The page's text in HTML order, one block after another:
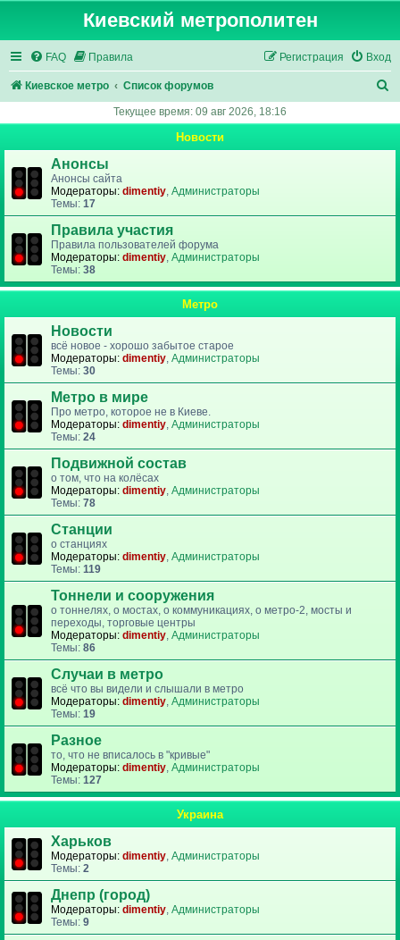
Киевский метрополитен
FAQ Правила Вход
Регистрация
Киевское метро Список форумов
Текущее время: 09 авг 2026, 18:16
Новости
Анонсы
Анонсы сайта
Модераторы: dimentiy, Администраторы
Темы: 17
Правила участия
Правила пользователей форума
Модераторы: dimentiy, Администраторы
Темы: 38
Метро
Новости
всё новое - хорошо забытое старое
Модераторы: dimentiy, Администраторы
Темы: 30
Метро в мире
Про метро, которое не в Киеве.
Модераторы: dimentiy, Администраторы
Темы: 24
Подвижной состав
о том, что на колёсах
Модераторы: dimentiy, Администраторы
Темы: 78
Станции
о станциях
Модераторы: dimentiy, Администраторы
Темы: 119
Тоннели и сооружения
о тоннелях, о мостах, о коммуникациях, о метро-2, мосты и
переходы, торговые центры
Модераторы: dimentiy, Администраторы
Темы: 86
Случаи в метро
всё что вы видели и слышали в метро
Модераторы: dimentiy, Администраторы
Темы: 19
Разное
то, что не вписалось в "кривые"
Модераторы: dimentiy, Администраторы
Темы: 127
Украина
Харьков
Модераторы: dimentiy, Администраторы
Темы: 2
Днепр (город)
Модераторы: dimentiy, Администраторы
Темы: 9